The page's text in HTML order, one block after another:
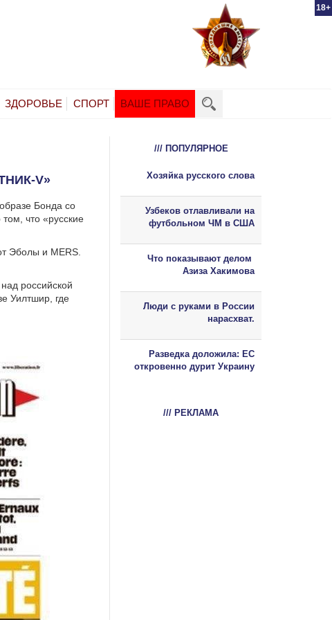
18+
ЗДОРОВЬЕ СПОРТ ВАШЕ ПРАВО
V»
Бонда со
что «русские
Эболы и MERS.
российской
Уилтшир, где
/// ПОПУЛЯРНОЕ
Хозяйка русского слова
Узбеков отлавливали на
футбольном ЧМ в США
Что показывают делом
Азиза Хакимова
Люди с руками в России
нарасхват.
Разведка доложила: ЕС
откровенно дурит Украину
/// РЕКЛАМА